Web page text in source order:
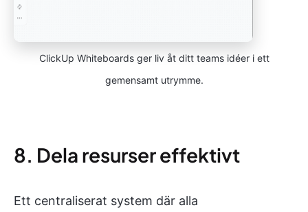
ClickUp Whiteboards ger liv åt ditt teams idéer i ett
gemensamt utrymme.
8. Dela resurser effektivt
Ett centraliserat system där alla